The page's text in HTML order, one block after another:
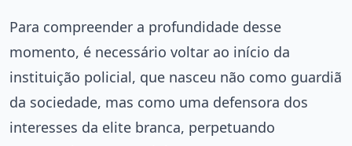
Para compreender a profundidade desse
momento, é necessário voltar ao início da
instituição policial, que nasceu não como guardiã
da sociedade, mas como uma defensora dos
interesses da elite branca, perpetuando